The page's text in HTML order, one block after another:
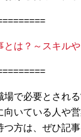
は？～スキル
で必要とされる
いている人や
方は、ぜひ記